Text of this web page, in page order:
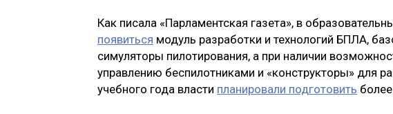
Как писала «Парламентская газета», в
появиться модуль разработки и технологий БПЛА,
симуляторы пилотирования, а при наличии
управлению беспилотниками и «конструкторы» для
учебного года власти планировали подготовить